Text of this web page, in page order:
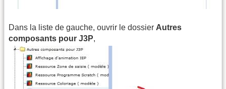
Dans la liste de gauche, ouvrir le dossier Autres
composants pour J3P,